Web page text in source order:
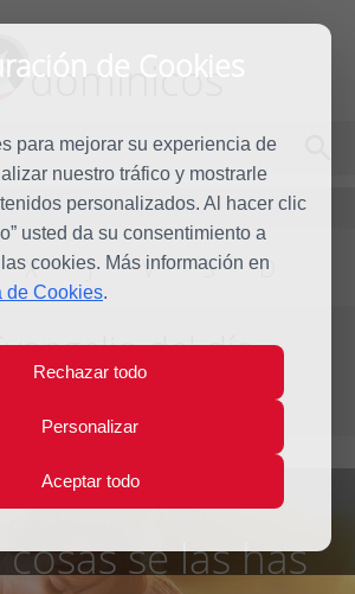
de Cookies
para mejorar su experiencia de
nuestro tráfico y mostrarle
personalizados. Al hacer clic
usted da su consentimiento a
cookies. Más información en
de Cookies.
Rechazar todo
Personalizar
Aceptar todo
dominicos
X J V S D
del día
cosas se las has